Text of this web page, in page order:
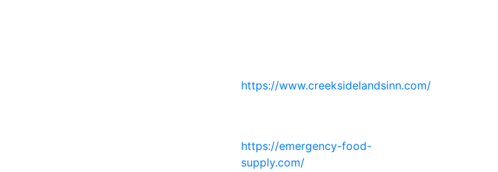
https://www.creeksidelandsinn.com/
https://emergency-food-
supply.com/